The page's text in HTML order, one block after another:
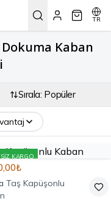
TR
Dokuma Kaban
Sırala: Popüler
KARGO
Taş Kapüşonlu